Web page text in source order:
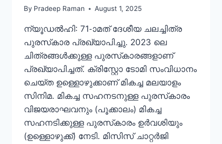
By Pradeep Raman August 1, 2025
ന്യൂഡല്‍ഹി: 71-ാമത് ദേശീയ ചലച്ചിത്ര
പുരസ്‌കാര പ്രഖ്യാപിച്ചു. 2023 ലെ
ചിത്രങ്ങള്‍ക്കുള്ള പുരസ്‌കാരങ്ങളാണ്
പ്രഖ്യാപിച്ചത്. ക്രിസ്റ്റോ ടോമി സംവിധാനം
ചെയ്ത ഉള്ളൊഴുക്കാണ് മികച്ച മലയാളം
സിനിമ. മികച്ച സഹനടനുള്ള പുരസ്‌കാരം
വിജയരാഘവനും (പൂക്കാലം) മികച്ച
സഹനടിക്കുള്ള പുരസ്‌കാരം ഉര്‍വശിയും
(ഉള്ളൊഴുക്ക്) നേടി. മിസിസ് ചാറ്റര്‍ജി